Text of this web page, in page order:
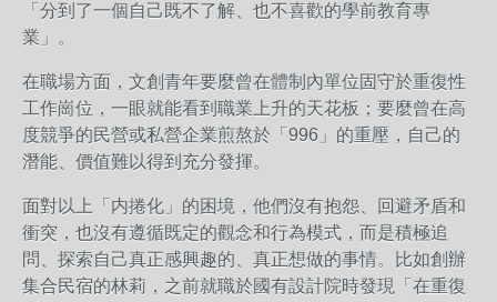
「分到了一個自己既不了解、也不喜歡的學前教育專
業」。
在職場方面，文創青年要麼曾在體制內單位固守於重復性
工作崗位，一眼就能看到職業上升的天花板；要麼曾在高
度競爭的民營或私營企業煎熬於「996」的重壓，自己的
潛能、價值難以得到充分發揮。
面對以上「内捲化」的困境，他們沒有抱怨、回避矛盾和
衝突，也沒有遵循既定的觀念和行為模式，而是積極追
問、探索自己真正感興趣的、真正想做的事情。比如創辦
集合民宿的林莉，之前就職於國有設計院時發現「在重復